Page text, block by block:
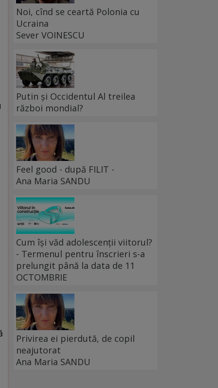
Noi, cînd se ceartă Polonia cu
Ucraina
Sever VOINESCU
Putin și Occidentul Al treilea
război mondial?
Feel good - după FILIT -
Ana Maria SANDU
Cum își văd adolescenții viitorul?
- Termenul pentru înscrieri s-a
prelungit până la data de 11
OCTOMBRIE
Privirea ei pierdută, de copil
neajutorat
Ana Maria SANDU